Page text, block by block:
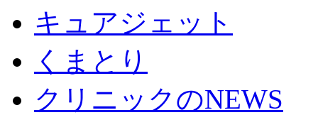
キュアジェット
くまとり
クリニックのNEWS